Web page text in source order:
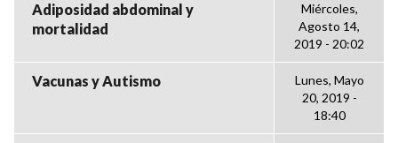
Adiposidad abdominal y
mortalidad
Miércoles,
Agosto 14,
2019 - 20:02
Vacunas y Autismo
Lunes, Mayo
20, 2019 -
18:40